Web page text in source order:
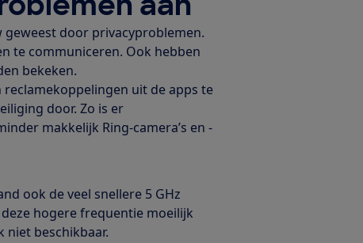
geweest door privacyproblemen.
te communiceren. Ook hebben
bekeken.
uit de apps te
door. Zo is er
makkelijk Ring-camera’s en -
ook de veel snellere 5 GHz
hogere frequentie moeilijk
niet beschikbaar.